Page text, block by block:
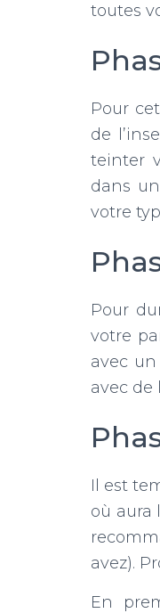
toutes
Pour
de
teinter
dans
votre
Pour
votre
avec
avec de
Il est
où aura
avez).
En